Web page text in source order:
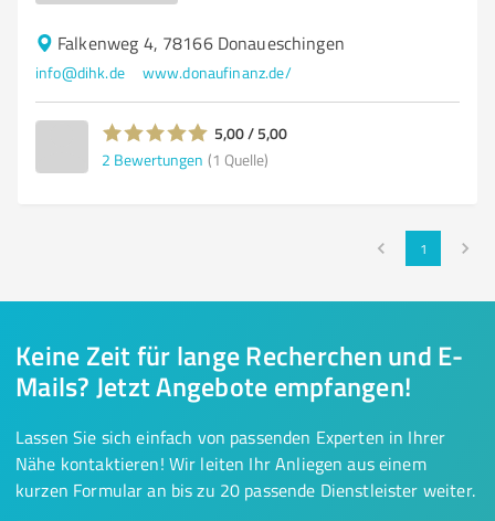
Falkenweg 4, 78166 Donaueschingen
info@dihk.de www.donaufinanz.de/
5,00 / 5,00
2 Bewertungen (1 Quelle)
1
Keine Zeit für lange Recherchen und E-
Mails? Jetzt Angebote empfangen!
Lassen Sie sich einfach von passenden Experten in Ihrer
Nähe kontaktieren! Wir leiten Ihr Anliegen aus einem
kurzen Formular an bis zu 20 passende Dienstleister weiter.